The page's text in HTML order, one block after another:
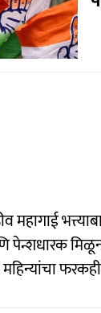
महागाई
पेन्शधारक